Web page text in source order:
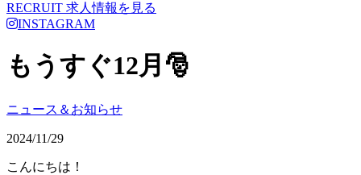
RECRUIT 求人情報を見る
INSTAGRAM
もうすぐ12月🎅
ニュース＆お知らせ
2024/11/29
こんにちは！